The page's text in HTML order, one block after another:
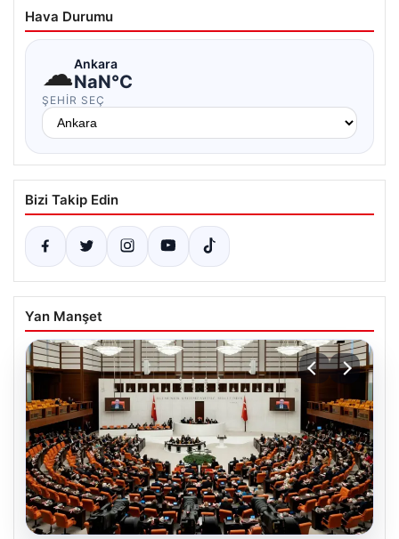
Hava Durumu
☁Ankara
NaN°C
ŞEHIR SEÇ
Bizi Takip Edin
Yan Manşet